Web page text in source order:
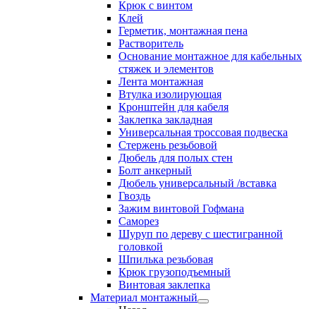
Крюк с винтом
Клей
Герметик, монтажная пена
Растворитель
Основание монтажное для кабельных
стяжек и элементов
Лента монтажная
Втулка изолирующая
Кронштейн для кабеля
Заклепка закладная
Универсальная троссовая подвеска
Стержень резьбовой
Дюбель для полых стен
Болт анкерный
Дюбель универсальный /вставка
Гвоздь
Зажим винтовой Гофмана
Саморез
Шуруп по дереву с шестигранной
головкой
Шпилька резьбовая
Крюк грузоподъемный
Винтовая заклепка
Материал монтажный